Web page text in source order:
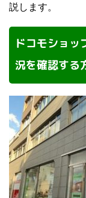
説します。
ドコモショ
況を確認する